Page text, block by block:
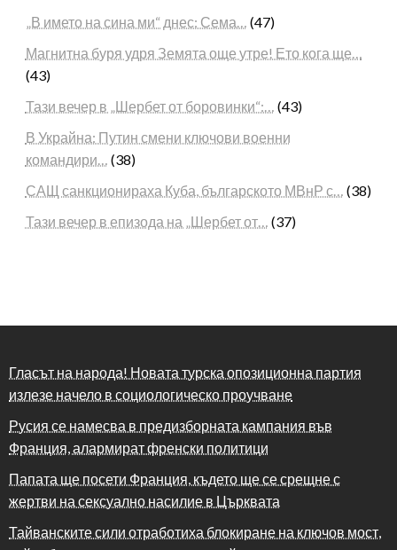
„В името на сина ми“ днес: Сема… (47)
Магнитна буря удря Земята още утре! Ето кога ще…
(43)
Тази вечер в „Шербет от боровинки“:… (43)
В Украйна: Путин смени ключови военни
командири… (38)
САЩ санкционираха Куба, българското МВнР с… (38)
Тази вечер в епизода на „Шербет от… (37)
Гласът на народа! Новата турска опозиционна партия
излезе начело в социологическо проучване
Русия се намесва в предизборната кампания във
Франция, алармират френски политици
Папата ще посети Франция, където ще се срещне с
жертви на сексуално насилие в Църквата
Тайванските сили отработиха блокиране на ключов мост,